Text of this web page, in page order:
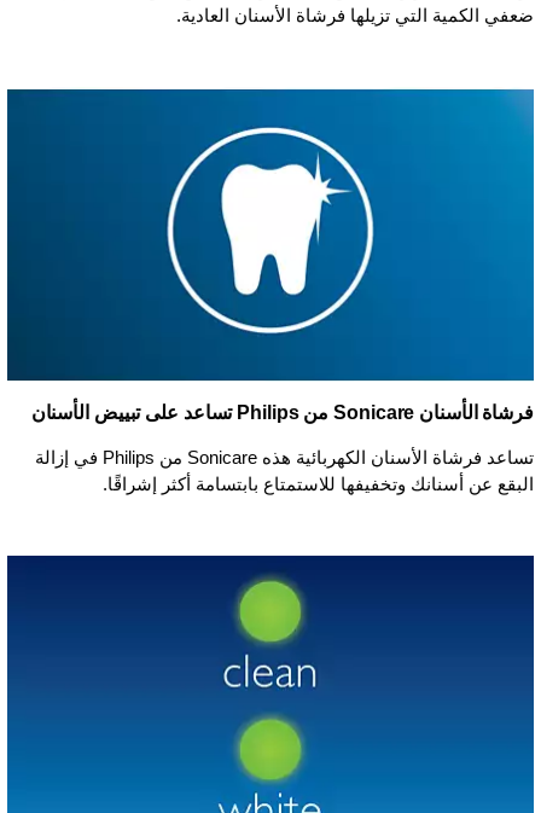
ضعفي الكمية التي تزيلها فرشاة الأسنان العادية.
فرشاة الأسنان Sonicare من Philips تساعد على تبييض الأسنان
تساعد فرشاة الأسنان الكهربائية هذه Sonicare من Philips في إزالة
البقع عن أسنانك وتخفيفها للاستمتاع بابتسامة أكثر إشراقًا.